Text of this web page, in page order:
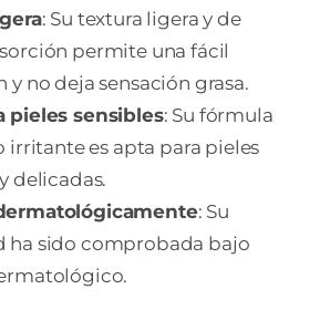
: Su textura ligera y de
permite una fácil
y no deja sensación grasa.
pieles sensibles: Su fórmula
irritante es apta para pieles
delicadas.
: Su
ha sido comprobada bajo